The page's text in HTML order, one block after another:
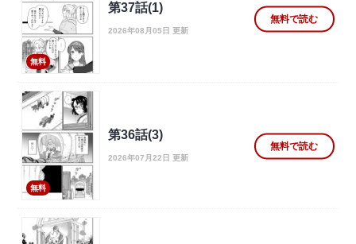
無料
第37話(1)
2026年08月05日 更新
無料で読む
無料
第36話(3)
2026年07月22日 更新
無料で読む